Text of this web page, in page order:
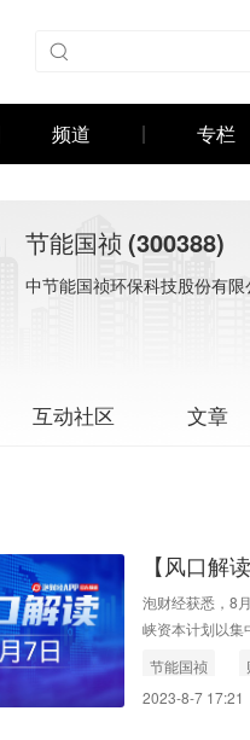
频道 专栏
节能国祯(300388)
中节能国祯环保科技股份有限
互动社区 文章
【风口解
期股东减
泡财经获悉，8
峡资本计划以集
节能国祯
2023-8-7 17:21